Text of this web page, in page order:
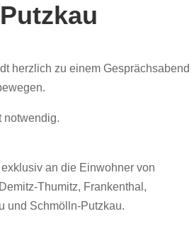
herzlich zu einem Gesprächsabend
notwendig.
an die Einwohner von
Thumitz, Frankenthal,
und Schmölln-Putzkau.